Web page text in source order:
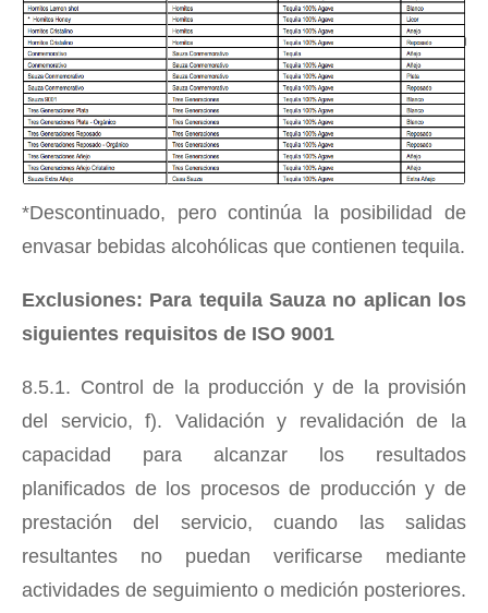
*Descontinuado, pero continúa la posibilidad de
envasar bebidas alcohólicas que contienen tequila.
Exclusiones: Para tequila Sauza no aplican los
siguientes requisitos de ISO 9001
8.5.1. Control de la producción y de la provisión
del servicio, f). Validación y revalidación de la
capacidad para alcanzar los resultados
planificados de los procesos de producción y de
prestación del servicio, cuando las salidas
resultantes no puedan verificarse mediante
actividades de seguimiento o medición posteriores.